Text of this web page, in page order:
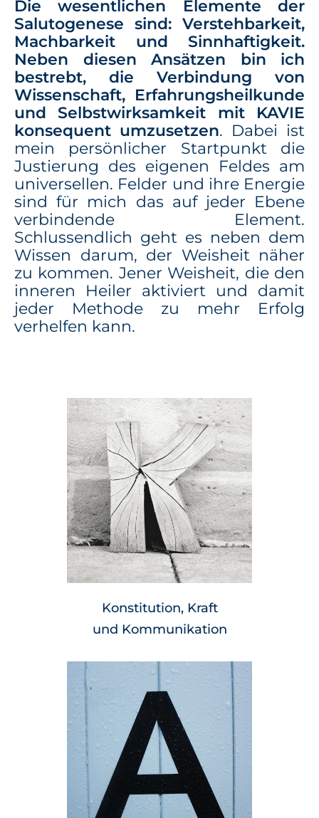
Die wesentlichen Elemente der
Salutogenese sind: Verstehbarkeit,
Machbarkeit und Sinnhaftigkeit.
Neben diesen Ansätzen bin ich
bestrebt, die Verbindung von
Wissenschaft, Erfahrungsheilkunde
und Selbstwirksamkeit mit KAVIE
konsequent umzusetzen. Dabei ist
mein persönlicher Startpunkt die
Justierung des eigenen Feldes am
universellen. Felder und ihre Energie
sind für mich das auf jeder Ebene
verbindende Element.
Schlussendlich geht es neben dem
Wissen darum, der Weisheit näher
zu kommen. Jener Weisheit, die den
inneren Heiler aktiviert und damit
jeder Methode zu mehr Erfolg
verhelfen kann.
Konstitution, Kraft
und Kommunikation